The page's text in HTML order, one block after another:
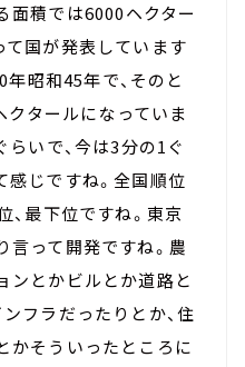
面積では6000ヘクター
て国が発表しています
昭和45年で、そのと
タールになっていま
らいで、今は3分の1ぐ
感じですね。全国順位
、最下位ですね。東京
言って開発ですね。農
ンとかビルとか道路と
フラだったりとか、住
かそういったところに